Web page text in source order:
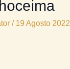
/ 19 Agosto 2022